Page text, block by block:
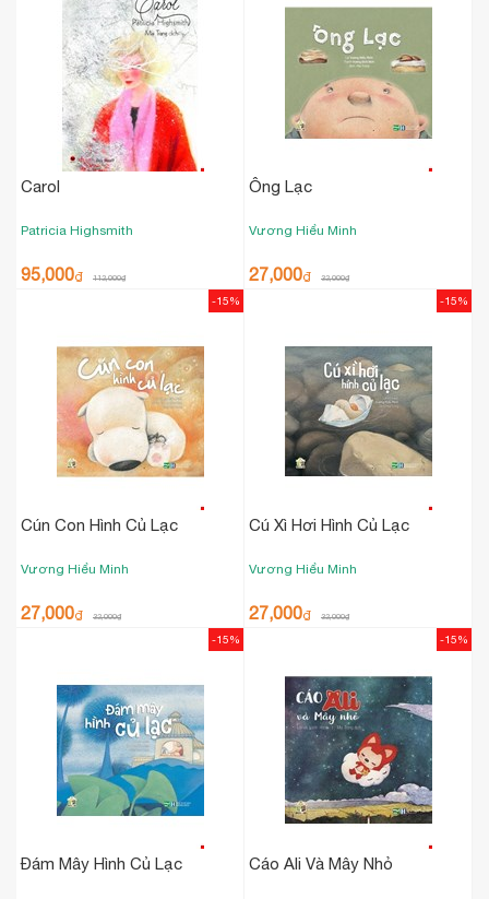
Carol
Patricia Highsmith
95,000₫ 112,000₫
Ông Lạc
Vương Hiểu Minh
27,000₫ 32,000₫
Cún Con Hình Củ Lạc
Vương Hiểu Minh
27,000₫ 32,000₫
-15%
Cú Xì Hơi Hình Củ Lạc
Vương Hiểu Minh
27,000₫ 32,000₫
-15%
Đám Mây Hình Củ Lạc
-15%
Cáo Ali Và Mây Nhỏ
-15%